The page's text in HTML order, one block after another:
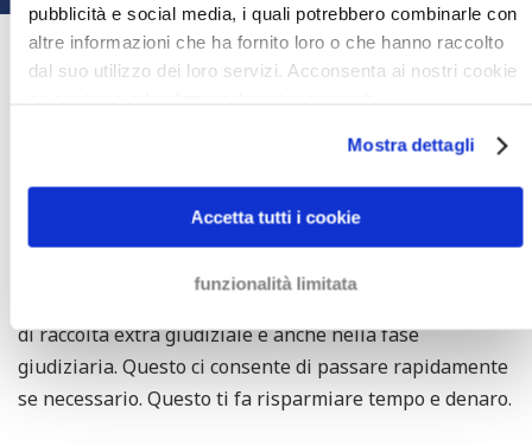
pubblicità e social media, i quali potrebbero combinarle con
altre informazioni che ha fornito loro o che hanno raccolto
dal suo utilizzo dei loro servizi. Acconsenta ai nostri cookie
Mostra dettagli
Accetta tutti i cookie
funzionalità limitata
LA TUA POSIZIONE IN PIÙ
Avvocati di recupero crediti hanno più risorse per fare
pressione sul tuo debitore che, per esempio,
un'agenzia di recupero del debito o un ufficiale
di raccolta extra giudiziale e anche nella fase
giudiziaria. Questo ci consente di passare rapidamente
se necessario. Questo ti fa risparmiare tempo e denaro.